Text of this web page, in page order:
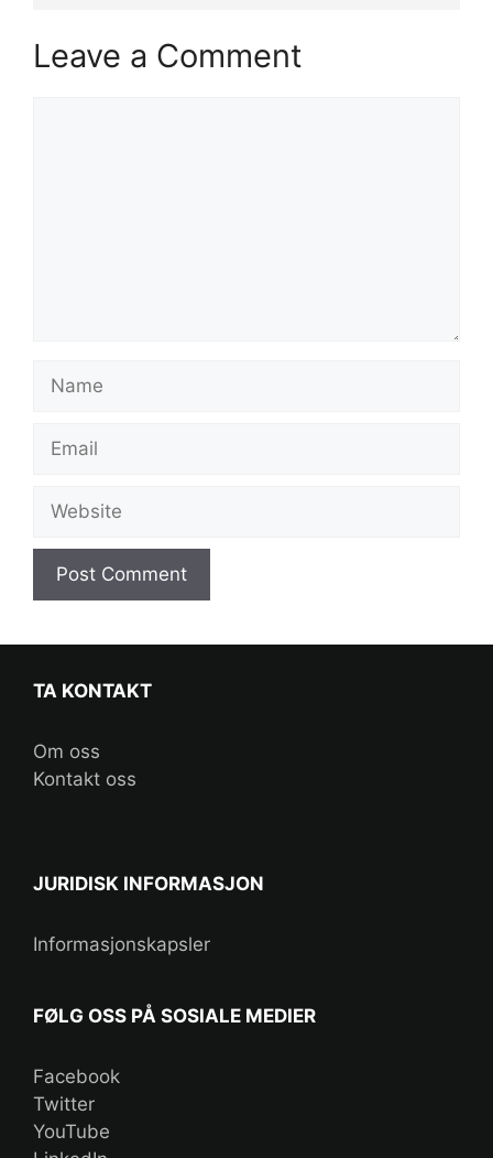
Leave a Comment
Name
Email
Website
TA KONTAKT
Om oss
Kontakt oss
JURIDISK INFORMASJON
Informasjonskapsler
FØLG OSS PÅ SOSIALE MEDIER
Facebook
Twitter
YouTube